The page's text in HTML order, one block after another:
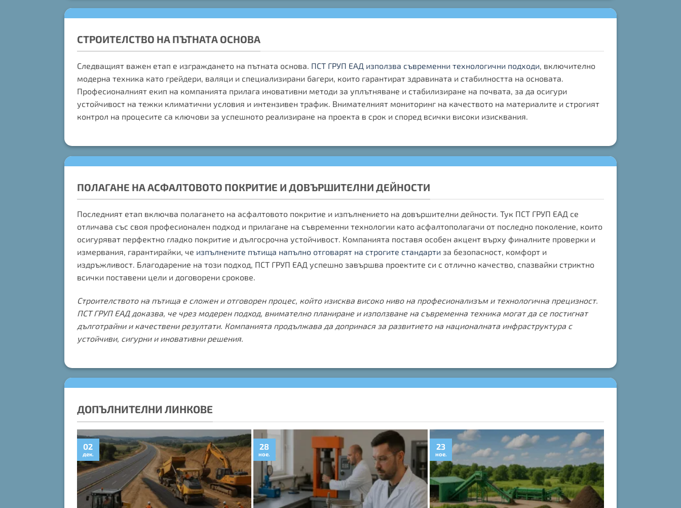
СТРОИТЕЛСТВО НА ПЪТНАТА ОСНОВА
Следващият важен етап е изграждането на пътната основа. ПСТ ГРУП ЕАД използва съвременни технологични подходи, включително
модерна техника като грейдери, валяци и специализирани багери, които гарантират здравината и стабилността на основата.
Професионалният екип на компанията прилага иновативни методи за уплътняване и стабилизиране на почвата, за да осигури
устойчивост на тежки климатични условия и интензивен трафик. Внимателният мониторинг на качеството на материалите и строгият
контрол на процесите са ключови за успешното реализиране на проекта в срок и според всички високи изисквания.
ПОЛАГАНЕ НА АСФАЛТОВОТО ПОКРИТИЕ И ДОВЪРШИТЕЛНИ ДЕЙНОСТИ
Последният етап включва полагането на асфалтовото покритие и изпълнението на довършителни дейности. Тук ПСТ ГРУП ЕАД се
отличава със своя професионален подход и прилагане на съвременни технологии като асфалтополагачи от последно поколение, които
осигуряват перфектно гладко покритие и дългосрочна устойчивост. Компанията поставя особен акцент върху финалните проверки и
измервания, гарантирайки, че изпълнените пътища напълно отговарят на строгите стандарти за безопасност, комфорт и
издръжливост. Благодарение на този подход, ПСТ ГРУП ЕАД успешно завършва проектите си с отлично качество, спазвайки стриктно
всички поставени цели и договорени срокове.
Строителството на пътища е сложен и отговорен процес, който изисква високо ниво на професионализъм и технологична прецизност.
ПСТ ГРУП ЕАД доказва, че чрез модерен подход, внимателно планиране и използване на съвременна техника могат да се постигнат
дълготрайни и качествени резултати. Компанията продължава да допринася за развитието на националната инфраструктура с
устойчиви, сигурни и иновативни решения.
ДОПЪЛНИТЕЛНИ ЛИНКОВЕ
02
дек.
28
ное.
23
ное.